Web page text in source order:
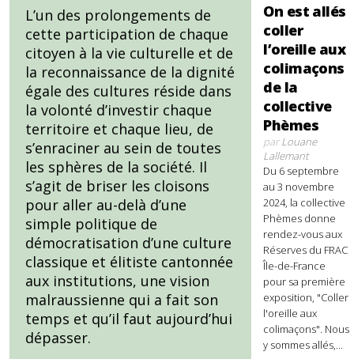
L’un des prolongements de
cette participation de chaque
citoyen à la vie culturelle et de
la reconnaissance de la dignité
égale des cultures réside dans
la volonté d’investir chaque
territoire et chaque lieu, de
s’enraciner au sein de toutes
les sphères de la société. Il
s’agit de briser les cloisons
pour aller au-delà d’une
simple politique de
démocratisation d’une culture
classique et élitiste cantonnée
aux institutions, une vision
malraussienne qui a fait son
temps et qu’il faut aujourd’hui
dépasser.
On est allés
coller
l’oreille aux
colimaçons
de la
collective
Phèmes
parLouane
Lallemant
Du 6 septembre
au 3 novembre
2024, la collective
Phèmes donne
rendez-vous aux
Réserves du FRAC
Île-de-France
pour sa première
exposition, "Coller
l'oreille aux
colimaçons". Nous
y sommes allés,...